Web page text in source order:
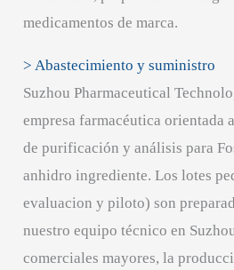
medicamentos de marca.
> Abastecimiento y suministro
Suzhou Pharmaceutical
empresa farmacéutica orientada
de purificación y análisis para
anhidro ingrediente. Los lotes
evaluacion y piloto) son
nuestro equipo técnico en
comerciales mayores, la